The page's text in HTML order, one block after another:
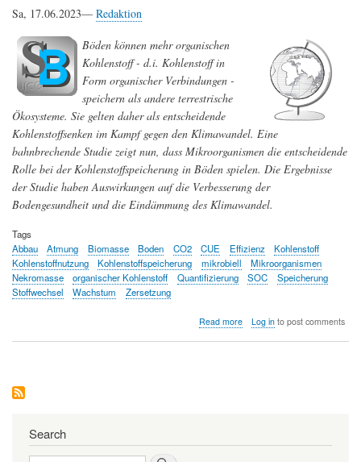
niedriger
angenommen.
Sa, 17.06.2023— Redaktion
Böden können mehr organischen
Kohlenstoff - d.i. Kohlenstoff in
Form organischer Verbindungen -
speichern als andere terrestrische
Ökosysteme. Sie gelten daher als entscheidende
Kohlenstoffsenken im Kampf gegen den Klimawandel. Eine
bahnbrechende Studie zeigt nun, dass Mikroorganismen die entscheidende
Rolle bei der Kohlenstoffspeicherung in Böden spielen. Die Ergebnisse
der Studie haben Auswirkungen auf die Verbesserung der
Bodengesundheit und die Eindämmung des Klimawandel.
Tags
Abbau
Atmung Biomasse Boden CO2 CUE Effizienz
Kohlenstoff
Kohlenstoffnutzung
Kohlenstoffspeicherung mikrobiell
Mikroorganismen
Nekromasse
organischer Kohlenstoff Quantifizierung SOC
Speicherung
Stoffwechsel
Wachstum Zersetzung
Read moreabout
in
Log into post comments
Search